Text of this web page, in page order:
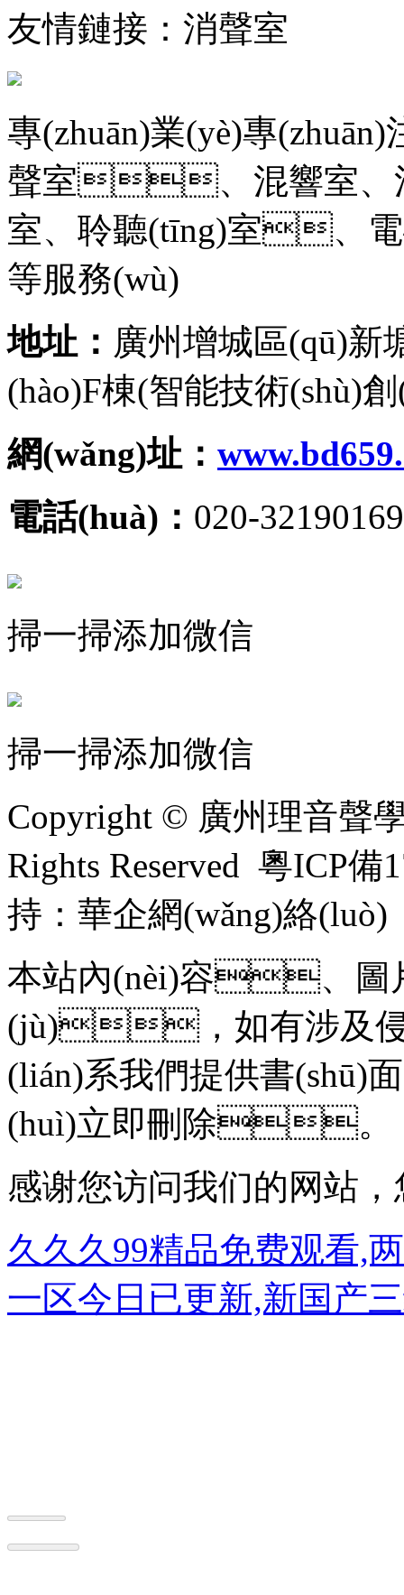
友情鏈接：消聲室
專(zhuān)業(yè)專
聲室、混響室、
室、聆聽(tīng)室、電
等服務(wù)
地址： 廣州增城區(qū)新
(hào)F棟(智能技術(shù)
網(wǎng)址：
電話(huà)： 020-32190169
掃一掃添加微信
掃一掃添加微信
Copyright © 廣州理音聲
Rights Reserved 粵ICP備
持： 華企網(wǎng)絡(luò)
本站內(nèi)容、圖
(jù)，如有涉及侵
(lián)系我們提供書(shū)
(huì)立即刪除。
感谢您访问我们的网站
久久久99精品免费观看,
一区今日已更新 ,新国产